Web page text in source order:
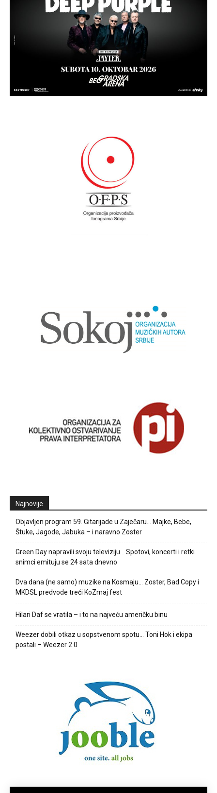
Najnovije
Objavljen program 59. Gitarijade u Zaječaru… Majke, Bebe,
Štuke, Jagode, Jabuka – i naravno Zoster
Green Day napravili svoju televiziju… Spotovi, koncerti i retki
snimci emituju se 24 sata dnevno
Dva dana (ne samo) muzike na Kosmaju… Zoster, Bad Copy i
MKDSL predvode treći KoZmaj fest
Hilari Daf se vratila – i to na najveću američku binu
Weezer dobili otkaz u sopstvenom spotu… Toni Hok i ekipa
postali – Weezer 2.0